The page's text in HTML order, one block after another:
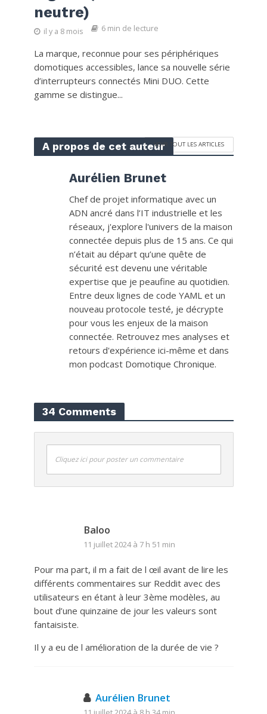
neutre)
il y a 8 mois 6 min de lecture
La marque, reconnue pour ses périphériques
domotiques accessibles, lance sa nouvelle série
d’interrupteurs connectés Mini DUO. Cette
gamme se distingue...
A propos de cet auteurVOIR TOUT LES ARTICLES
Aurélien Brunet
Chef de projet informatique avec un
ADN ancré dans l’IT industrielle et les
réseaux, j'explore l'univers de la maison
connectée depuis plus de 15 ans. Ce qui
n’était au départ qu’une quête de
sécurité est devenu une véritable
expertise que je peaufine au quotidien.
Entre deux lignes de code YAML et un
nouveau protocole testé, je décrypte
pour vous les enjeux de la maison
connectée. Retrouvez mes analyses et
retours d'expérience ici-même et dans
mon podcast Domotique Chronique.
34 Comments
Cliquez ici pour poster un commentaire
Baloo
11 juillet 2024 à 7 h 51 min
Pour ma part, il m a fait de l œil avant de lire les
différents commentaires sur Reddit avec des
utilisateurs en étant à leur 3ème modèles, au
bout d’une quinzaine de jour les valeurs sont
fantaisiste.
Il y a eu de l amélioration de la durée de vie ?
Aurélien Brunet